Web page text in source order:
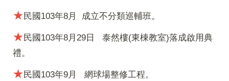
★民國103年8月 成立不分類巡輔班。
★民國103年8月29日 泰然樓(東棟教室)落成啟用典
禮。
★民國103年9月 網球場整修工程。